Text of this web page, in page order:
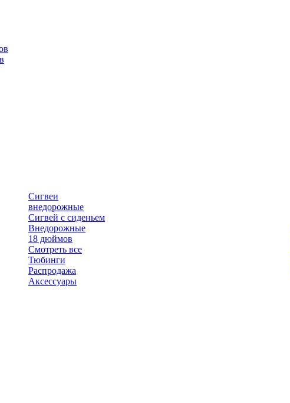
Сигвеи
внедорожные
Сигвей с сиденьем
Внедорожные
18 дюймов
Смотреть все
Тюбинги
Распродажа
Аксессуары